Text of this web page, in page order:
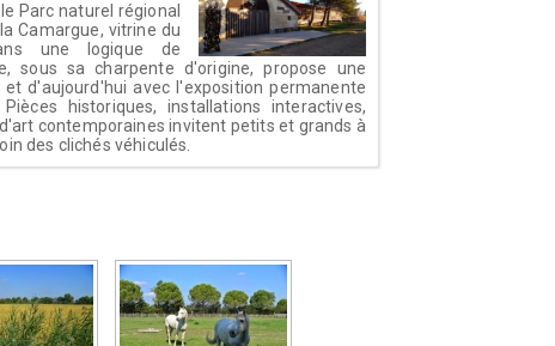
Parc naturel régional
Camargue, vitrine du
une logique de
sous sa charpente d'origine, propose une
d'aujourd'hui avec l'exposition permanente
historiques, installations interactives,
contemporaines invitent petits et grands à
des clichés véhiculés.